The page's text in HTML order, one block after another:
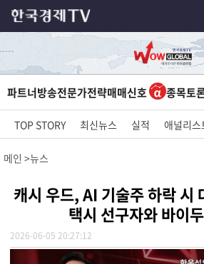
파트너방송전문가전략매매신호 종목토
TOP STORY 최신뉴스 실적 애널리스
메인 뉴스
캐시 우드, AI 기술주 하락 시
택시 선구자와 바이
2026-06-05 20:27:12